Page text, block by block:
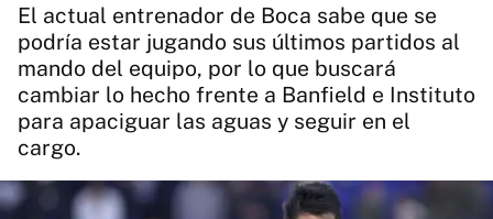
Diario del Juicio
El actual entrenador de Boca sabe que se
podría estar jugando sus últimos partidos al
mando del equipo, por lo que buscará
cambiar lo hecho frente a Banfield e Instituto
para apaciguar las aguas y seguir en el
cargo.